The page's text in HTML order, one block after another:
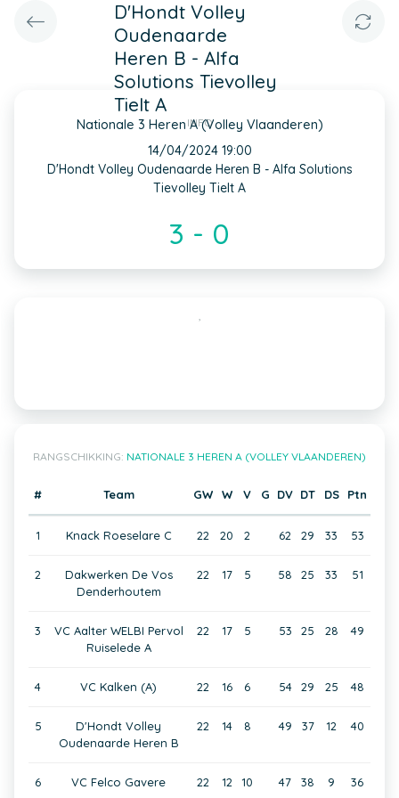
D'Hondt Volley
Oudenaarde
Heren B - Alfa
Solutions Tievolley
Tielt A
Nationale 3 Heren A (Volley Vlaanderen)
INFO
14/04/2024 19:00
D'Hondt Volley Oudenaarde Heren B - Alfa Solutions
Tievolley Tielt A
3 - 0
,
RANGSCHIKKING: NATIONALE 3 HEREN A (VOLLEY VLAANDEREN)
# Team GW W V G DV DT DS Ptn
1 Knack Roeselare C 22 20 2 62 29 33 53
2
Dakwerken De Vos
Denderhoutem
22 17 5 58 25 33 51
3
VC Aalter WELBI Pervol
Ruiselede A
22 17 5 53 25 28 49
4 VC Kalken (A) 22 16 6 54 29 25 48
5
D'Hondt Volley
Oudenaarde Heren B
22 14 8 49 37 12 40
6 VC Felco Gavere 22 12 10 47 38 9 36